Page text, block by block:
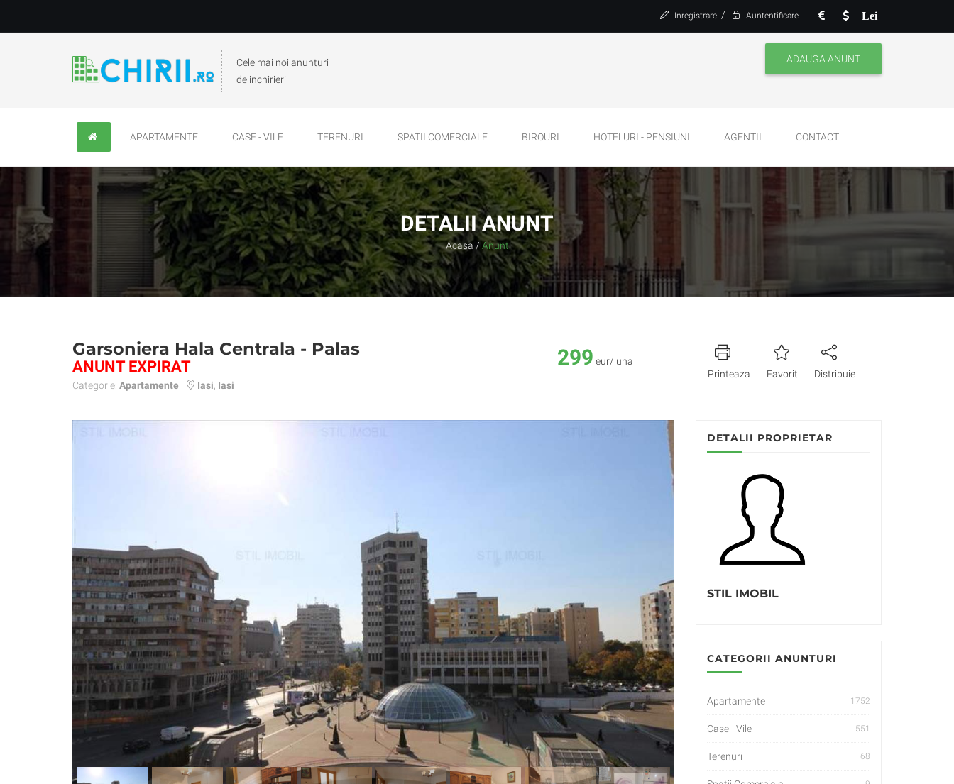
Lei
Inregistrare / Auntentificare
Cele mai noi anunturi
de inchirieri
ADAUGA ANUNT
APARTAMENTE CASE - VILE TERENURI SPATII COMERCIALE BIROURI HOTELURI - PENSIUNI AGENTII CONTACT
DETALII ANUNT
Acasa / Anunt
Garsoniera Hala Centrala - Palas
ANUNT EXPIRAT
Categorie: Apartamente | Iasi Iasi
299 eur/luna
Printeaza
Favorit Distribuie
DETALII PROPRIETAR
STIL IMOBIL
CATEGORII ANUNTURI
Apartamente 1752
Case - Vile 551
Terenuri 68